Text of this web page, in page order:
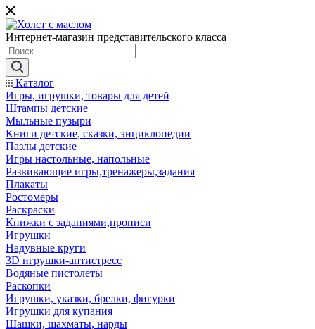
Интернет-магазин представительского класса
Каталог
Игры, игрушки, товары для детей
Штампы детские
Мыльные пузыри
Книги детские, сказки, энциклопедии
Пазлы детские
Игры настольные, напольные
Развивающие игры,тренажеры,задания
Плакаты
Ростомеры
Раскраски
Книжки с заданиями,прописи
Игрушки
Надувные круги
3D игрушки-антистресс
Водяные пистолеты
Раскопки
Игрушки, указки, брелки, фигурки
Игрушки для купания
Шашки, шахматы, нарды